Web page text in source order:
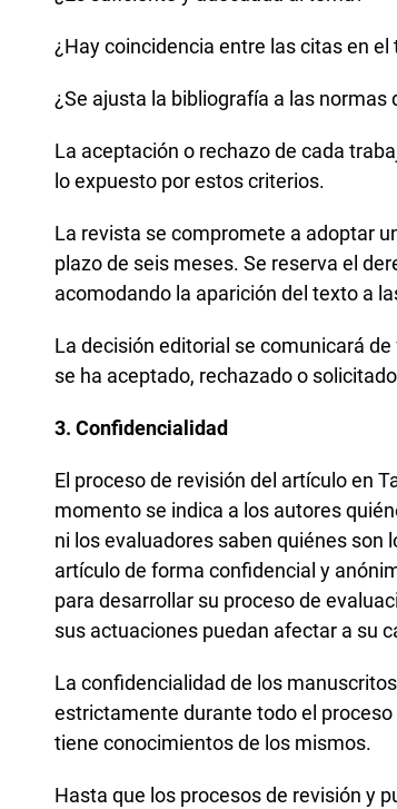
¿Hay coincidencia entre las citas en
¿Se ajusta la bibliografía a las normas
La aceptación o rechazo de cada
lo expuesto por estos criterios.
La revista se compromete a adoptar
plazo de seis meses. Se reserva el
acomodando la aparición del texto a
La decisión editorial se comunicará
se ha aceptado, rechazado o
3. Confidencialidad
El proceso de revisión del artículo en
momento se indica a los autores
ni los evaluadores saben quiénes son
artículo de forma confidencial y
para desarrollar su proceso de
sus actuaciones puedan afectar a su
La confidencialidad de los
estrictamente durante todo el
tiene conocimientos de los mismos.
Hasta que los procesos de revisión y